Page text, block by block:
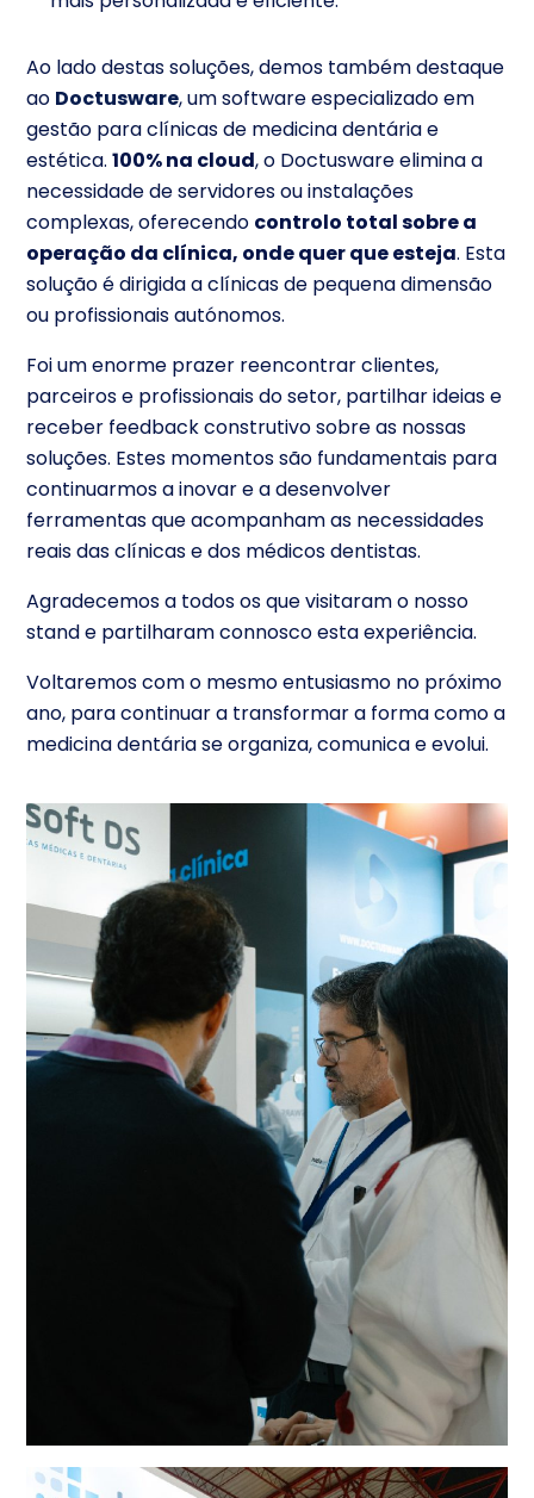
Ao lado destas soluções, demos também destaque
ao Doctusware, um software especializado em
gestão para clínicas de medicina dentária e
estética. 100% na cloud, o Doctusware elimina a
necessidade de servidores ou instalações
complexas, oferecendo controlo total sobre a
operação da clínica, onde quer que esteja. Esta
solução é dirigida a clínicas de pequena dimensão
ou profissionais autónomos.
Foi um enorme prazer reencontrar clientes,
parceiros e profissionais do setor, partilhar ideias e
receber feedback construtivo sobre as nossas
soluções. Estes momentos são fundamentais para
continuarmos a inovar e a desenvolver
ferramentas que acompanham as necessidades
reais das clínicas e dos médicos dentistas.
Agradecemos a todos os que visitaram o nosso
stand e partilharam connosco esta experiência.
Voltaremos com o mesmo entusiasmo no próximo
ano, para continuar a transformar a forma como a
medicina dentária se organiza, comunica e evolui.